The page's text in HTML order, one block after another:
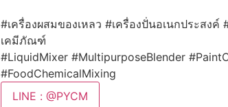
#เครื่องผสมของเหลว #เครื่องปั่นอเนกประสงค์
เคมีภัณฑ์
#LiquidMixer #MultipurposeBlender
#FoodChemicalMixing
LINE : @PYCM